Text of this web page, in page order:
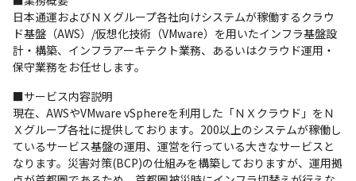
日本通運およびＮＸグループ各社向けシステムが稼働するクラウ
ド基盤（AWS）/仮想化技術（VMware）を用いたインフラ基盤設
計・構築、インフラアーキテクト業務、あるいはクラウド運用・
保守業務をお任せします。
■サービス内容説明
現在、AWSやVMware vSphereを利用した「ＮＸクラウド」をＮ
Ｘグループ各社に提供しております。200以上のシステムが稼働し
ているサービス基盤の運用、運営を行っている大きなサービスと
なります。災害対策(BCP)の仕組みを構築しておりますが、運用拠